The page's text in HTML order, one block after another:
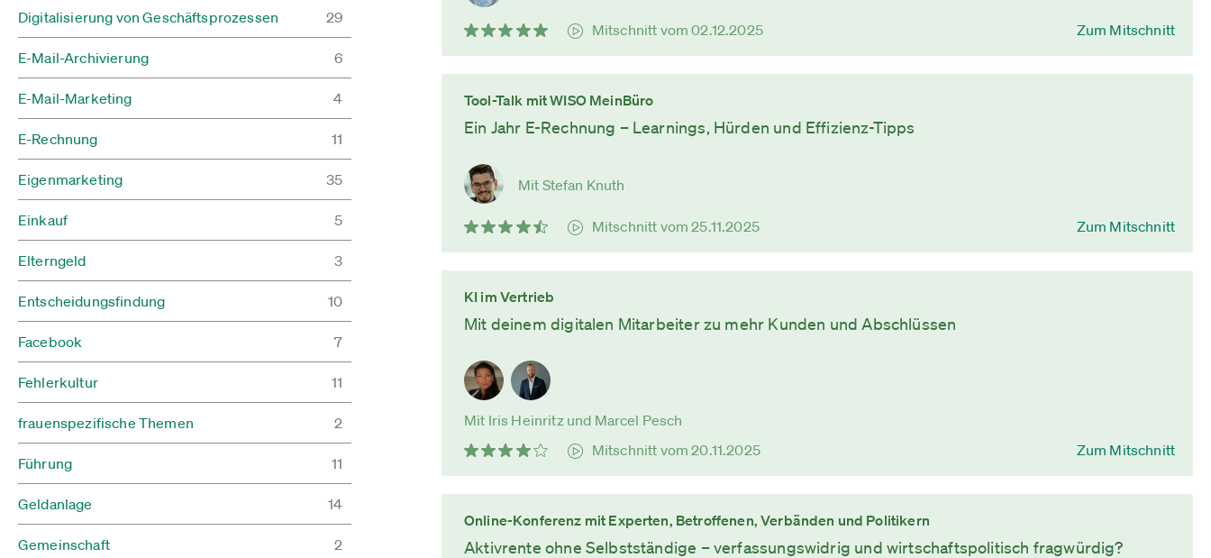
Digitalisierung von Geschäftsprozessen 29
E-Mail-Archivierung 6
E-Mail-Marketing 4
E-Rechnung 11
Eigenmarketing 35
Einkauf 5
Elterngeld 3
Entscheidungsfindung 10
Facebook 7
Fehlerkultur 11
frauenspezifische Themen 2
Führung 11
Geldanlage 14
Gemeinschaft 2
Mitschnitt vom 02.12.2025 Zum Mitschnitt
Tool-Talk mit WISO MeinBüro
Ein Jahr E-Rechnung – Learnings, Hürden und Effizienz-Tipps
Mit Stefan Knuth
Mitschnitt vom 25.11.2025 Zum Mitschnitt
KI im Vertrieb
Mit deinem digitalen Mitarbeiter zu mehr Kunden und Abschlüssen
Mit Iris Heinritz und Marcel Pesch
Mitschnitt vom 20.11.2025
Zum Mitschnitt
Online-Konferenz mit Experten, Betroffenen, Verbänden und Politikern
Aktivrente ohne Selbstständige – verfassungswidrig und wirtschaftspolitisch fragwürdig?